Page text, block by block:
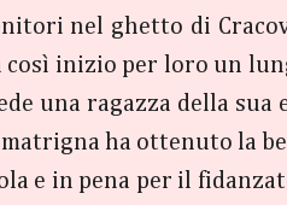
nel ghetto di
inizio per loro un
una ragazza della sua
ha ottenuto la
e in pena per il